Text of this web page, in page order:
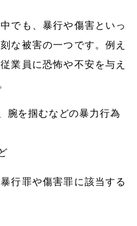
でも、暴行や傷害といっ
な被害の一つです。例え
業員に恐怖や不安を与え
腕を掴むなどの暴力行為
行罪や傷害罪に該当する